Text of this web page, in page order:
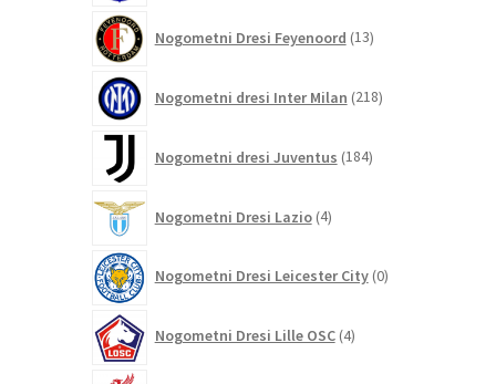
Nogometni Dresi Feyenoord 13izdelkov
Nogometni dresi Inter Milan 218izdelkov
Nogometni dresi Juventus 184izdelkov
Nogometni Dresi Lazio 4izdelki
Nogometni Dresi Leicester City 0izdelkov
Nogometni Dresi Lille OSC 4izdelki